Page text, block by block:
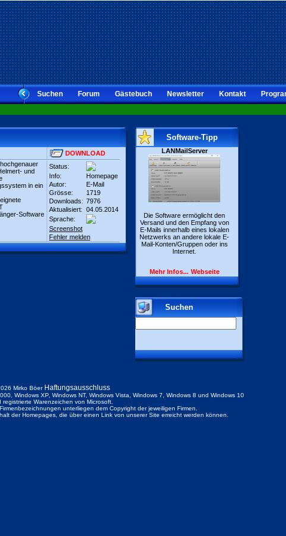
Suchen Forum Gästebuch Newsletter Kontakt
DOWNLOAD
und
in ein
Software
Status:
Info:
Homepage
Autor:
E-Mail
Grösse:
1719
Downloads: 7976
Aktualisiert: 04.05.2014
Sprache:
Screenshot
Fehler melden
Software-Tipp
LANMailServer
Die Software ermöglicht den
Versand und den Empfang von
E-Mails innerhalb eines lokalen
Netzwerks an andere lokale E-
Mail-Konten/Gruppen oder ins
Internet.
Mehr Infos... Webseite
Suchen
Mirko Böer Haftungsausschluss
Windows XP, Windows NT, Windows Vista, Windows 7, Windows 8 und Windows 10
registrierte Warenzeichen von Microsoft.
unterliegen dem Copyright der jeweiligen Firmen.
der Homepages, die über einen Link von unserer Site erreicht werden können.